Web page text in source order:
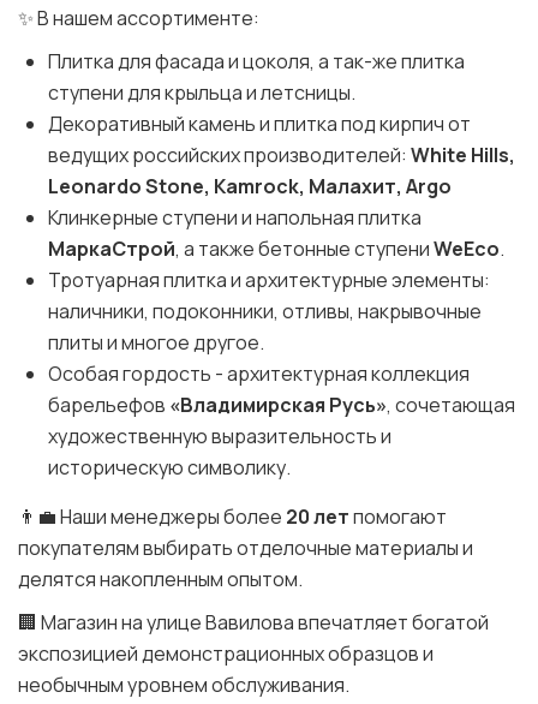
✨ В нашем ассортименте:
Плитка для фасада и цоколя, а так-же плитка
ступени для крыльца и летсницы.
Декоративный камень и плитка под кирпич от
ведущих российских производителей: White Hills,
Leonardo Stone, Kamrock, Малахит, Argo
Клинкерные ступени и напольная плитка
МаркаСтрой, а также бетонные ступениWeEco.
Тротуарная плитка и архитектурные элементы:
наличники, подоконники, отливы, накрывочные
плиты и многое другое.
Особая гордость - архитектурная коллекция
барельефов «Владимирская Русь», сочетающая
художественную выразительность и
историческую символику.
👨‍💼 Наши менеджеры более 20 летпомогают
покупателям выбирать отделочные материалы и
делятся накопленным опытом.
🏢 Магазин на улице Вавилова впечатляет богатой
экспозицией демонстрационных образцов и
необычным уровнем обслуживания.